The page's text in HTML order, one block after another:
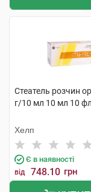
Стеатель розчин
г/10 мл 10 мл 10
Хелп
Є в наявності
від 748.10 грн